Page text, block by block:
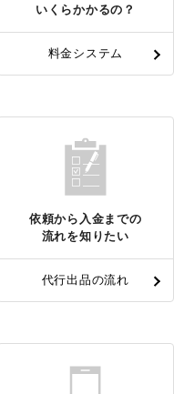
いくらかかるの？
料金システム
依頼から入金までの
流れを知りたい
代行出品の流れ